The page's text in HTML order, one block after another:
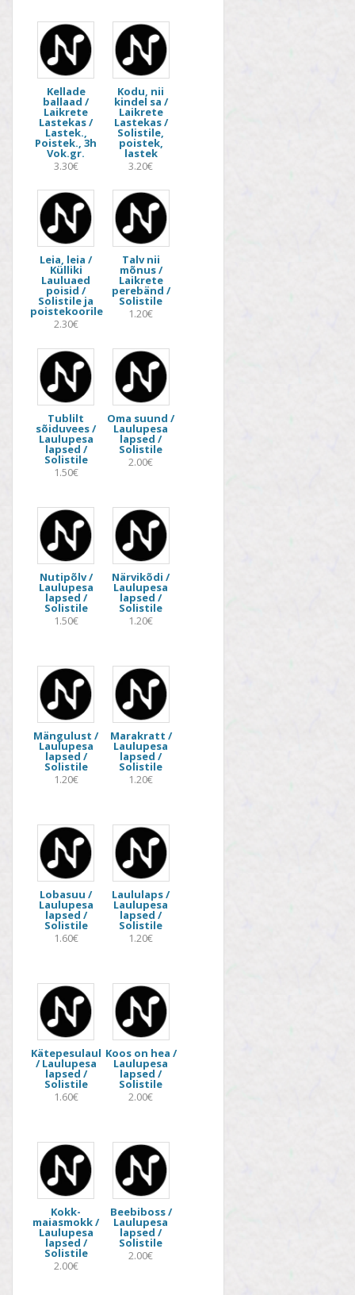
Kellade
ballaad /
Laikrete
Lastekas /
Lastek.,
Poistek., 3h
Vok.gr.
3.30€
Kodu, nii
kindel sa /
Laikrete
Lastekas /
Solistile,
poistek,
lastek
3.20€
Leia, leia /
Külliki
Lauluaed
poisid /
Solistile ja
poistekoorile
2.30€
Talv nii
mõnus /
Laikrete
perebänd /
Solistile
1.20€
Tublilt
sõiduvees /
Laulupesa
lapsed /
Solistile
1.50€
Oma suund /
Laulupesa
lapsed /
Solistile
2.00€
Nutipõlv /
Laulupesa
lapsed /
Solistile
1.50€
Närvikõdi /
Laulupesa
lapsed /
Solistile
1.20€
Mängulust /
Laulupesa
lapsed /
Solistile
1.20€
Marakratt /
Laulupesa
lapsed /
Solistile
1.20€
Lobasuu /
Laulupesa
lapsed /
Solistile
1.60€
Laululaps /
Laulupesa
lapsed /
Solistile
1.20€
Kätepesulaul
/ Laulupesa
lapsed /
Solistile
1.60€
Koos on hea /
Laulupesa
lapsed /
Solistile
2.00€
Kokk-
maiasmokk /
Laulupesa
lapsed /
Solistile
2.00€
Beebiboss /
Laulupesa
lapsed /
Solistile
2.00€